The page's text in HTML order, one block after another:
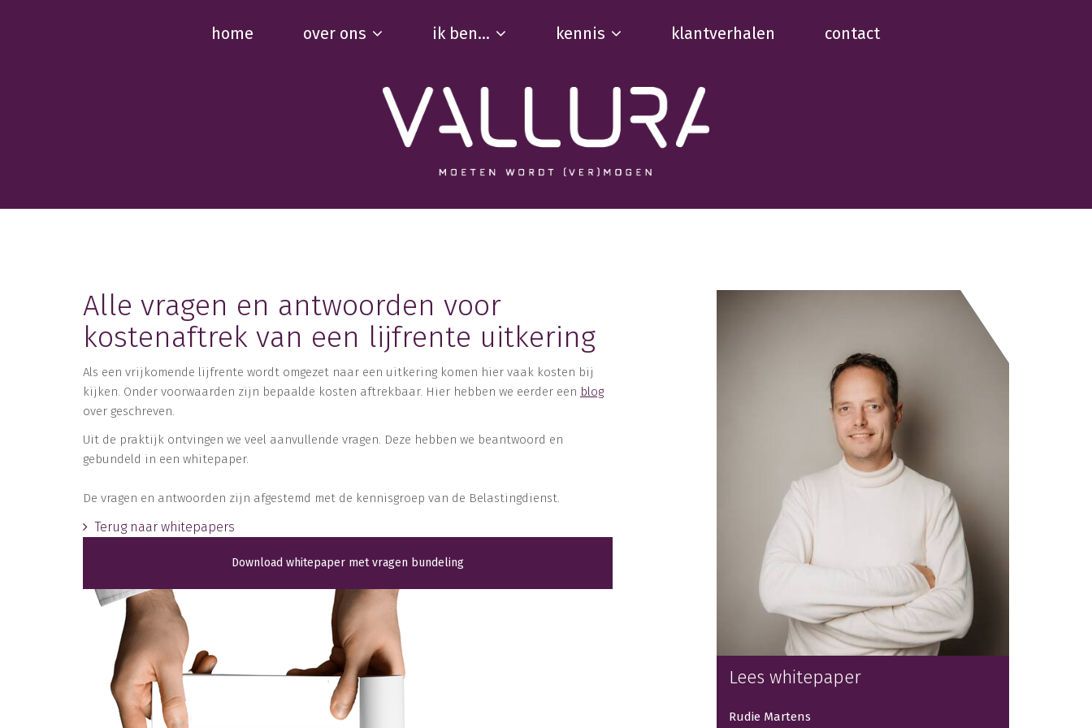
home over ons ik ben... kennis klantverhalen contact
Alle vragen en antwoorden voor
kostenaftrek van een lijfrente uitkering
Als een vrijkomende lijfrente wordt omgezet naar een uitkering komen hier vaak kosten bij
kijken. Onder voorwaarden zijn bepaalde kosten aftrekbaar. Hier hebben we eerder een blog
over geschreven.
Uit de praktijk ontvingen we veel aanvullende vragen. Deze hebben we beantwoord en
gebundeld in een whitepaper.
De vragen en antwoorden zijn afgestemd met de kennisgroep van de Belastingdienst.
Terug naar whitepapers
Download whitepaper met vragen bundeling
Lees whitepaper
Rudie Martens